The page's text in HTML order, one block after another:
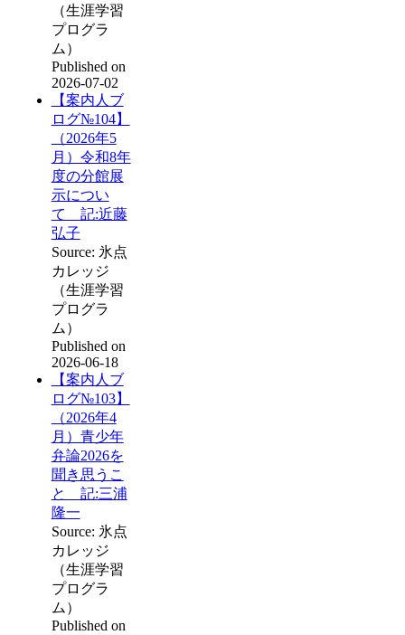
（生涯学習
プログラ
ム）
Published on
2026-07-02
【案内人ブ
ログ№104】
（2026年5
月）令和8年
度の分館展
示につい
て 記:近藤
弘子
Source: 氷点
カレッジ
（生涯学習
プログラ
ム）
Published on
2026-06-18
【案内人ブ
ログ№103】
（2026年4
月）青少年
弁論2026を
聞き思うこ
と 記:三浦
隆一
Source: 氷点
カレッジ
（生涯学習
プログラ
ム）
Published on